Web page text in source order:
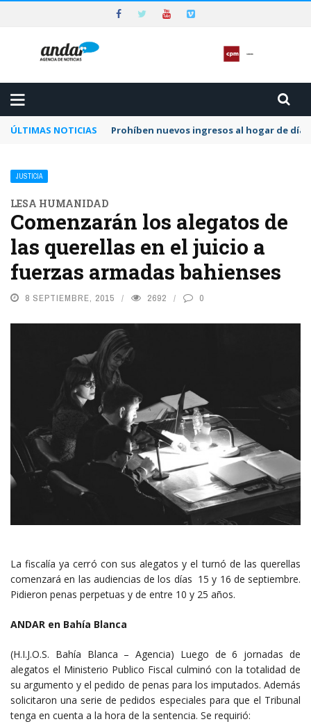
ÚLTIMAS NOTICIAS Preocupa a la CPM la dilación y el letargo
JUSTICIA
LESA HUMANIDAD
Comenzarán los alegatos de
las querellas en el juicio a
fuerzas armadas bahienses
8 SEPTIEMBRE, 2015 2692 0
La fiscalía ya cerró con sus alegatos y el turnó de las querellas
comenzará en las audiencias de los días 15 y 16 de septiembre.
Pidieron penas perpetuas y de entre 10 y 25 años.
ANDAR en Bahía Blanca
(H.I.J.O.S. Bahía Blanca – Agencia) Luego de 6 jornadas de
alegatos el Ministerio Publico Fiscal culminó con la totalidad de
su argumento y el pedido de penas para los imputados. Además
solicitaron una serie de pedidos especiales para que el Tribunal
tenga en cuenta a la hora de la sentencia. Se requirió: